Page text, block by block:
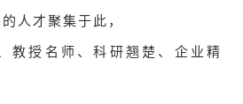
人才聚集于此，
教授名师、科研翘楚、企业精